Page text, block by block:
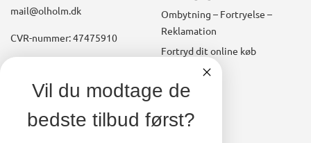
mail@olholm.dk
CVR-nummer: 47475910
Ombytning – Fortryelse –
Reklamation
Fortryd dit online køb
Konto
Brugerkonto, startside
square
facebook
Vil du modtage de
bedste tilbud først?